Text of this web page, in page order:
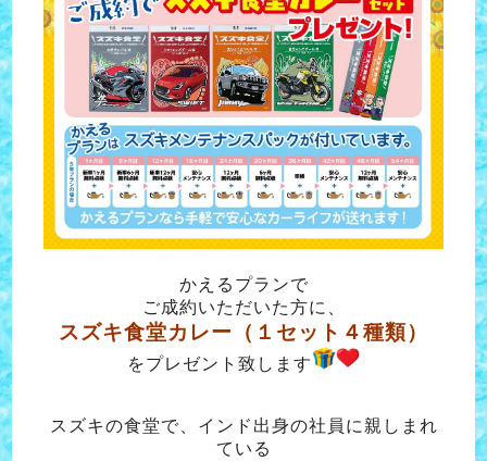
かえるプランで
ご成約いただいた方に、
スズキ食堂カレー（１セット４種類）
をプレゼント致します
スズキの食堂で、インド出身の社員に親しまれ
ている